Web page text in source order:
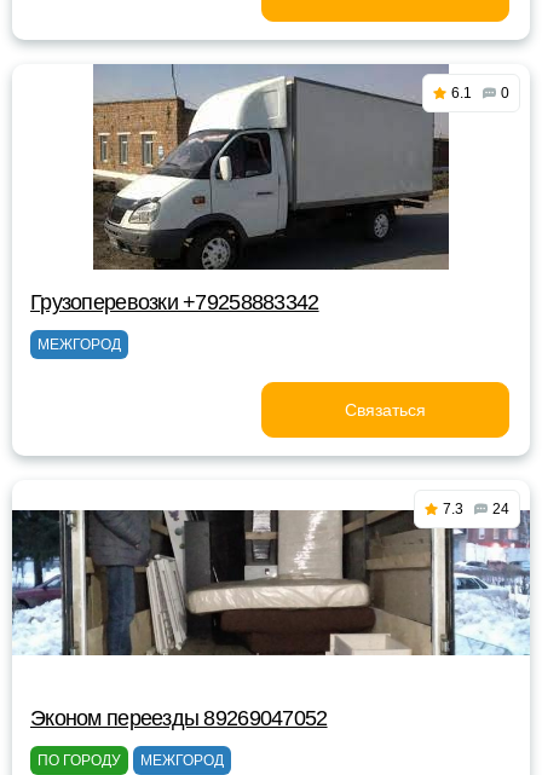
6.1 0
Грузоперевозки +79258883342
МЕЖГОРОД
Связаться
7.3 24
Эконом переезды 89269047052
ПО ГОРОДУ МЕЖГОРОД